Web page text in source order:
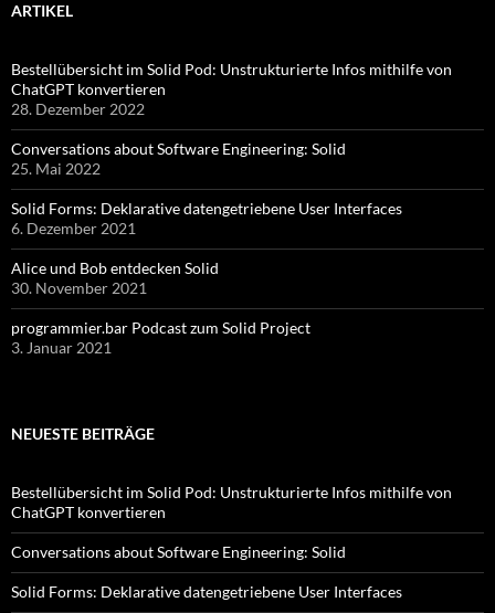
ARTIKEL
Bestellübersicht im Solid Pod: Unstrukturierte Infos mithilfe von
ChatGPT konvertieren
28. Dezember 2022
Conversations about Software Engineering: Solid
25. Mai 2022
Solid Forms: Deklarative datengetriebene User Interfaces
6. Dezember 2021
Alice und Bob entdecken Solid
30. November 2021
programmier.bar Podcast zum Solid Project
3. Januar 2021
NEUESTE BEITRÄGE
Bestellübersicht im Solid Pod: Unstrukturierte Infos mithilfe von
ChatGPT konvertieren
Conversations about Software Engineering: Solid
Solid Forms: Deklarative datengetriebene User Interfaces